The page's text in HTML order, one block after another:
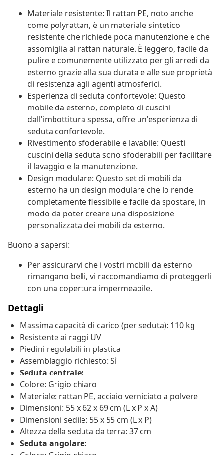
Materiale resistente: Il rattan PE, noto anche
come polyrattan, è un materiale sintetico
resistente che richiede poca manutenzione e che
assomiglia al rattan naturale. È leggero, facile da
pulire e comunemente utilizzato per gli arredi da
esterno grazie alla sua durata e alle sue proprietà
di resistenza agli agenti atmosferici.
Esperienza di seduta confortevole: Questo
mobile da esterno, completo di cuscini
dall'imbottitura spessa, offre un'esperienza di
seduta confortevole.
Rivestimento sfoderabile e lavabile: Questi
cuscini della seduta sono sfoderabili per facilitare
il lavaggio e la manutenzione.
Design modulare: Questo set di mobili da
esterno ha un design modulare che lo rende
completamente flessibile e facile da spostare, in
modo da poter creare una disposizione
personalizzata dei mobili da esterno.
Buono a sapersi:
Per assicurarvi che i vostri mobili da esterno
rimangano belli, vi raccomandiamo di proteggerli
con una copertura impermeabile.
Dettagli
Massima capacità di carico (per seduta): 110 kg
Resistente ai raggi UV
Piedini regolabili in plastica
Assemblaggio richiesto: Sì
Seduta centrale:
Colore: Grigio chiaro
Materiale: rattan PE, acciaio verniciato a polvere
Dimensioni: 55 x 62 x 69 cm (L x P x A)
Dimensioni sedile: 55 x 55 cm (L x P)
Altezza della seduta da terra: 37 cm
Seduta angolare: